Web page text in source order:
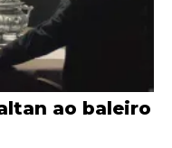
ao baleiro